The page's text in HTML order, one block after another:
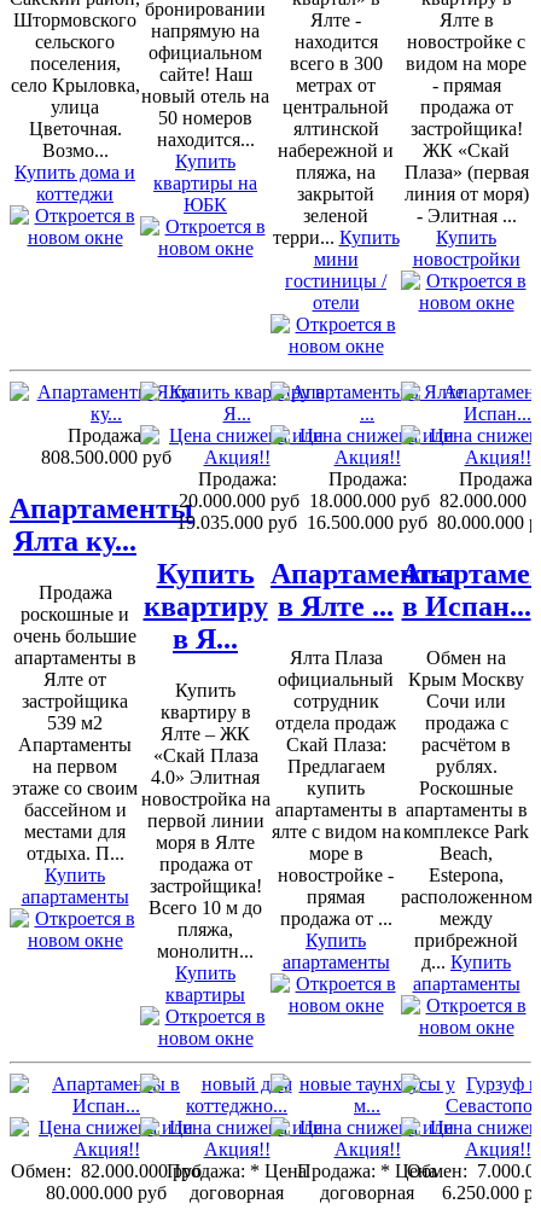
Штормовского
сельского
поселения,
село Крыловка,
улица
Цветочная.
Возмо...
Купить дома и
коттеджи
бронировании
напрямую на
официальном
сайте! Наш
новый отель на
50 номеров
находится...
Купить
квартиры на
ЮБК
Ялте -
находится
всего в 300
метрах от
центральной
ялтинской
набережной и
пляжа, на
закрытой
зеленой
терри... Купить
мини
гостиницы /
отели
Ялте в
новостройке с
видом на море
- прямая
продажа от
застройщика!
ЖК «Скай
Плаза» (первая
линия от моря)
- Элитная ...
Купить
новостройки
Продажа:
808.500.000 руб
Апартаменты
Ялта ку...
Продажа
роскошные и
очень большие
апартаменты в
Ялте от
застройщика
539 м2
Апартаменты
на первом
этаже со своим
бассейном и
местами для
отдыха. П...
Купить
апартаменты
Продажа:
20.000.000 руб
19.035.000 руб
Купить
квартиру
в Я...
Купить
квартиру в
Ялте – ЖК
«Скай Плаза
4.0» Элитная
новостройка на
первой линии
моря в Ялте
продажа от
застройщика!
Всего 10 м до
пляжа,
монолитн...
Купить
квартиры
Продажа:
18.000.000 руб
16.500.000 руб
Апартаменты
в Ялте ...
Ялта Плаза
официальный
сотрудник
отдела продаж
Скай Плаза:
Предлагаем
купить
апартаменты в
ялте с видом на
море в
новостройке -
прямая
продажа от ...
Купить
апартаменты
Продажа:
82.000.000
80.000.000
в Испан...
Обмен на
Крым Москву
Сочи или
продажа с
расчётом в
рублях.
Роскошные
апартаменты в
комплексе Park
Beach,
Estepona,
расположенном
между
прибрежной
д... Купить
апартаменты
Обмен: 82.000.000 руб
80.000.000 руб
Продажа: * Цена
договорная
Продажа: * Цена
договорная
Обмен:
6.250.000